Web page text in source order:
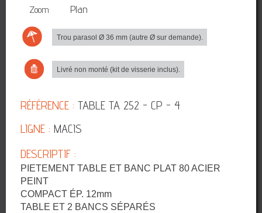
Zoom 3D
Plan
Trou parasol Ø 36 mm (autre Ø sur demande).
Livré non monté (kit de visserie inclus).
RÉFÉRENCE : TABLE TA 252 - CP - 4
LIGNE : MACIS
DESCRIPTIF :
PIETEMENT TABLE ET BANC PLAT 80 ACIER
PEINT
COMPACT ÉP. 12mm
TABLE ET 2 BANCS SÉPARÉS